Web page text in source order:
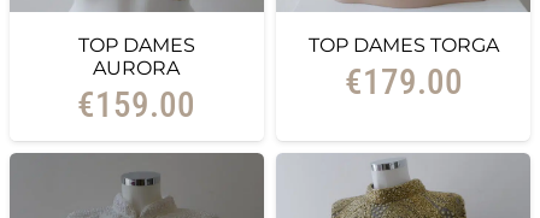
TOP DAMES
AURORA
€159.00
TOP DAMES TORGA
€179.00